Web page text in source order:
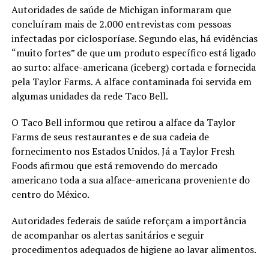
Autoridades de saúde de Michigan informaram que
concluíram mais de 2.000 entrevistas com pessoas
infectadas por ciclosporíase. Segundo elas, há evidências
“muito fortes” de que um produto específico está ligado
ao surto: alface-americana (iceberg) cortada e fornecida
pela Taylor Farms. A alface contaminada foi servida em
algumas unidades da rede Taco Bell.
O Taco Bell informou que retirou a alface da Taylor
Farms de seus restaurantes e de sua cadeia de
fornecimento nos Estados Unidos. Já a Taylor Fresh
Foods afirmou que está removendo do mercado
americano toda a sua alface-americana proveniente do
centro do México.
Autoridades federais de saúde reforçam a importância
de acompanhar os alertas sanitários e seguir
procedimentos adequados de higiene ao lavar alimentos.